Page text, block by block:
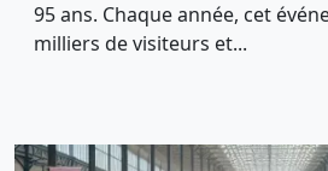
95 ans. Chaque année, cet
milliers de visiteurs et...